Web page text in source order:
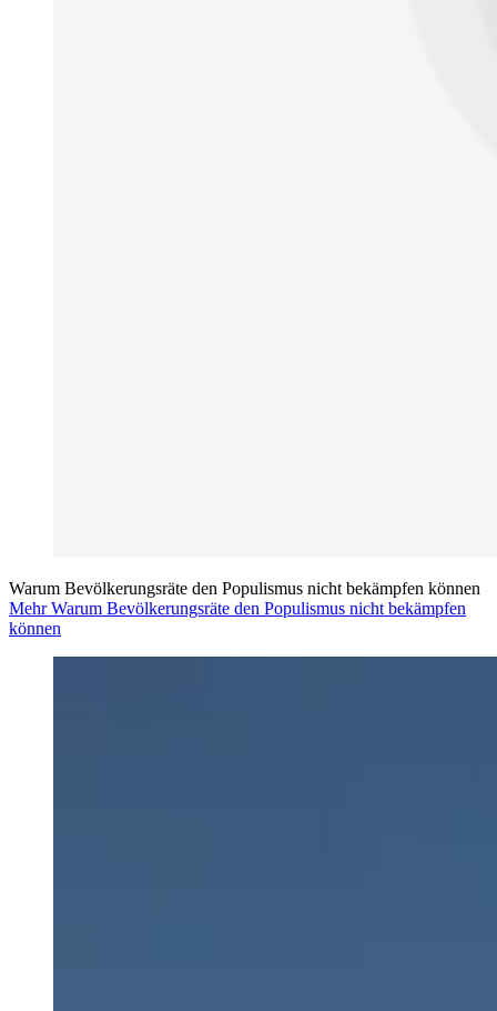
Warum Bevölkerungsräte den Populismus nicht bekämpfen können
Mehr Warum Bevölkerungsräte den Populismus nicht bekämpfen
können